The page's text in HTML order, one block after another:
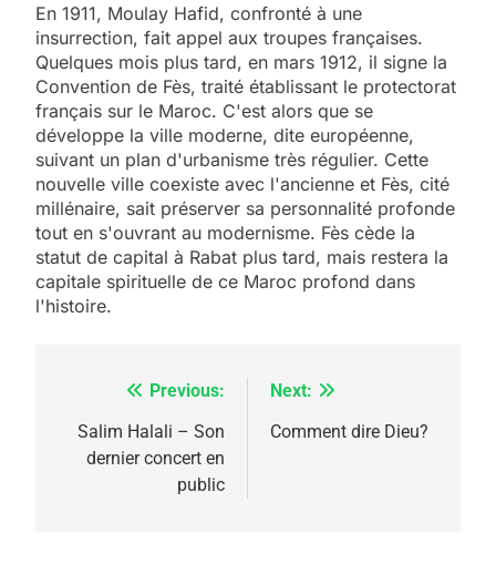
En 1911, Moulay Hafid, confronté à une
insurrection, fait appel aux troupes françaises.
Quelques mois plus tard, en mars 1912, il signe la
Convention de Fès, traité établissant le protectorat
français sur le Maroc. C'est alors que se
développe la ville moderne, dite européenne,
suivant un plan d'urbanisme très régulier. Cette
nouvelle ville coexiste avec l'ancienne et Fès, cité
millénaire, sait préserver sa personnalité profonde
tout en s'ouvrant au modernisme. Fès cède la
statut de capital à Rabat plus tard, mais restera la
capitale spirituelle de ce Maroc profond dans
l'histoire.
Navigation
de
Previous:
Salim Halali – Son
dernier concert en
public
Next:
Comment dire Dieu?
2025, l’année la plus
meurtrière selon le